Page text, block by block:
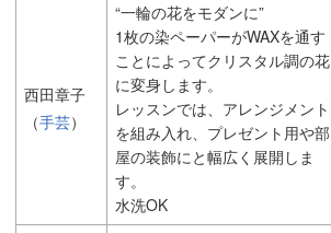
西田章子
（手芸）
“一輪の花をモダンに”
1枚の染ペーパーがWAXを通す
ことによってクリスタル調の花
に変身します。
レッスンでは、アレンジメント
を組み入れ、プレゼント用や部
屋の装飾にと幅広く展開しま
す。
水洗OK